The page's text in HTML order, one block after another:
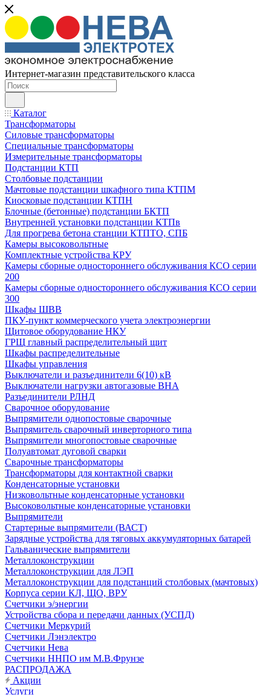
Интернет-магазин представительского класса
Каталог
Трансформаторы
Силовые трансформаторы
Специальные трансформаторы
Измерительные трансформаторы
Подстанции КТП
Столбовые подстанции
Мачтовые подстанции шкафного типа КТПМ
Киосковые подстанции КТПН
Блочные (бетонные) подстанции БКТП
Внутренней установки подстанции КТПв
Для прогрева бетона станции КТПТО, СПБ
Камеры высоковольтные
Комплектные устройства КРУ
Камеры сборные одностороннего обслуживания КСО серии
200
Камеры сборные одностороннего обслуживания КСО серии
300
Шкафы ШВВ
ПКУ-пункт коммерческого учета электроэнергии
Щитовое оборудование НКУ
ГРЩ главный распределительный щит
Шкафы распределительные
Шкафы управления
Выключатели и разъединители 6(10) кВ
Выключатели нагрузки автогазовые ВНА
Разъединители РЛНД
Сварочное оборудование
Выпрямители однопостовые сварочные
Выпрямитель сварочный инверторного типа
Выпрямители многопостовые сварочные
Полуавтомат дуговой сварки
Сварочные трансформаторы
Трансформаторы для контактной сварки
Конденсаторные установки
Низковольтные конденсаторные установки
Высоковольтные конденсаторные установки
Выпрямители
Стартерные выпрямители (ВАСТ)
Зарядные устройства для тяговых аккумуляторных батарей
Гальванические выпрямители
Металлоконструкции
Металлоконструкции для ЛЭП
Металлоконструкции для подстанций столбовых (мачтовых)
Корпуса серии КЛ, ЩО, ВРУ
Счетчики э/энергии
Устройства сбора и передачи данных (УСПД)
Счетчики Меркурий
Счетчики Лэнэлектро
Счетчики Нева
Счетчики ННПО им М.В.Фрунзе
РАСПРОДАЖА
Акции
Услуги